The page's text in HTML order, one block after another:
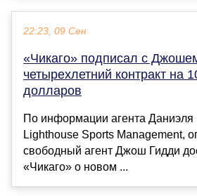
22:23, 09 Сен
«Чикаго» подписал с
четырехлетний контракт на
долларов
По информации агента
Lighthouse Sports Management,
свободный агент Джош Гидди
«Чикаго» о новом ...